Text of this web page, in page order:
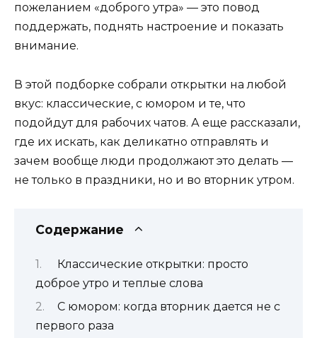
пожеланием «доброго утра» — это повод
поддержать, поднять настроение и показать
внимание.
В этой подборке собрали открытки на любой
вкус: классические, с юмором и те, что
подойдут для рабочих чатов. А еще рассказали,
где их искать, как деликатно отправлять и
зачем вообще люди продолжают это делать —
не только в праздники, но и во вторник утром.
Содержание
Классические открытки: просто
доброе утро и теплые слова
С юмором: когда вторник дается не с
первого раза